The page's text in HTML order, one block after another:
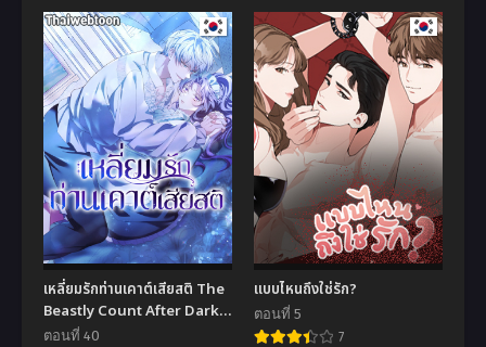
เหลี่ยมรักท่านเคาต์เสียสติ The
Beastly Count After Dark
(R+)
ตอนที่ 40
แบบไหนถึงใช่รัก?
ตอนที่ 5
7